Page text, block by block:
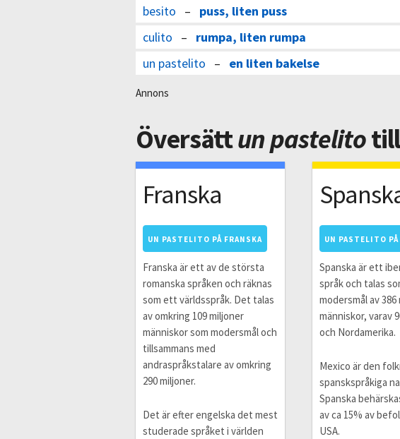
besito – puss, liten puss
culito – rumpa, liten rumpa
un pastelito – en liten bakelse
Annons
Översättun pastelito
Franska
UN PASTELITO PÅ FRANSKA
Franska är ett av de största
romanska språken och räknas
som ett världsspråk. Det talas
av omkring 109 miljoner
människor som modersmål och
tillsammans med
andraspråkstalare av omkring
290 miljoner.
Det är efter engelska det mest
studerade språket i världen
UN PASTELITO PÅ
Spanska är ett
språk och talas
modersmål av
människor, varav
och Nordamerika.
Mexico är den
spanskspråkiga
Spanska
av ca 15% av
USA.